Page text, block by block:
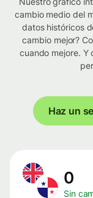
cambio medio del
datos históricos
cambio mejor?
cuando mejore. Y
Haz un
0
Sin